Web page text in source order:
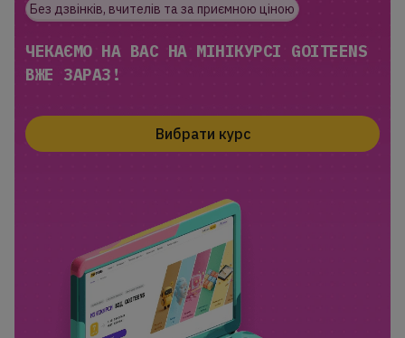
Без дзвінків, вчителів та за приємною ціною
ЧЕКАЄМО НА ВАС НА МІНІКУРСІ GOITEENS
ВЖЕ ЗАРАЗ!
Вибрати курс